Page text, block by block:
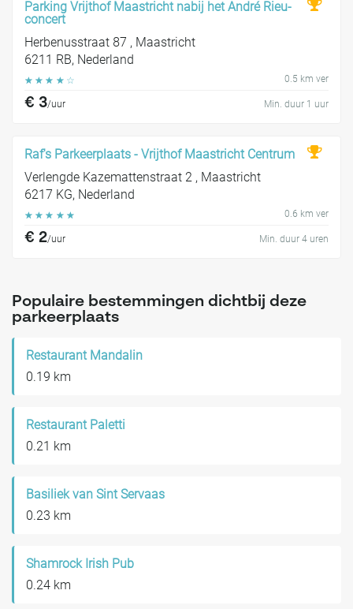
Parking Vrijthof Maastricht nabij het André Rieu-
concert
Herbenusstraat 87 , Maastricht
6211 RB, Nederland
☆ ☆ ☆ ☆ ☆ 0.5 km ver
€ 3/uur Min. duur 1 uur
Raf's Parkeerplaats - Vrijthof Maastricht Centrum
Verlengde Kazemattenstraat 2 , Maastricht
6217 KG, Nederland
☆ ☆ ☆ ☆ ☆ 0.6 km ver
€ 2/uur Min. duur 4 uren
Populaire bestemmingen dichtbij deze
parkeerplaats
Restaurant Mandalin
0.19 km
Restaurant Paletti
0.21 km
Basiliek van Sint Servaas
0.23 km
Shamrock Irish Pub
0.24 km